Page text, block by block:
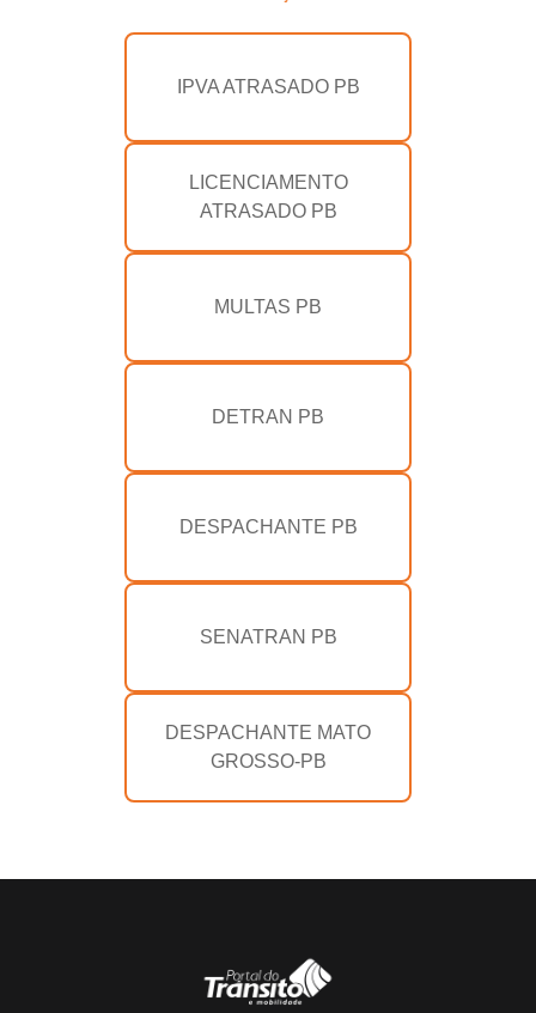
IPVA ATRASADO PB
LICENCIAMENTO
ATRASADO PB
MULTAS PB
DETRAN PB
DESPACHANTE PB
SENATRAN PB
DESPACHANTE MATO
GROSSO-PB